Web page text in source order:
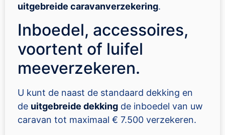
uitgebreide caravanverzekering.
Inboedel, accessoires,
voortent of luifel
meeverzekeren.
U kunt de naast de standaard dekking en
de uitgebreide dekking de inboedel van uw
caravan tot maximaal € 7.500 verzekeren.